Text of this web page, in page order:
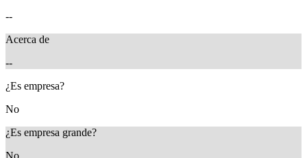
--
Acerca de
--
¿Es empresa?
No
¿Es empresa grande?
No